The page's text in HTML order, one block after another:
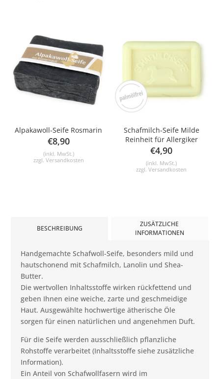
BESCHREIBUNG
ZUSÄTZLICHE
INFORMATIONEN
Handgemachte Schafwoll-Seife, besonders mild und
hautschonend mit Schafmilch, Lanolin und Shea-
Butter.
Die wertvollen Inhaltsstoffe wirken rückfettend und
geben Ihnen eine weiche, zarte und geschmeidige
Haut. Ausgewählte hochwertige ätherische Öle
sorgen für einen natürlichen und angenehmen Duft.
Für die Seife werden ausschließlich pflanzliche
Rohstoffe verarbeitet (Inhaltsstoffe siehe zusätzliche
Information).
Ein Anteil von Schafwollfasern wird im
Alpakawoll-Seife Rosmarin
€8,90
(inkl. MwSt.)
zzgl. Versandkosten
Schafmilch-Seife Milde
Reinheit für Allergiker
€4,90
(inkl. MwSt.)
zzgl.Versandkosten